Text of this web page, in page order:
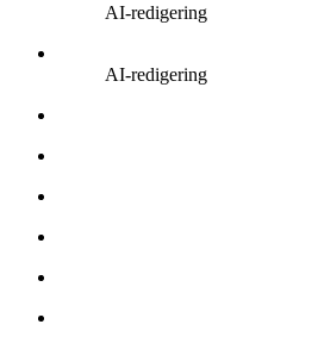
AI-redigering
AI-redigering